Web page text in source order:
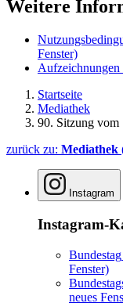
Weitere
Fenster)
Aufzeichnungen
Startseite
Mediathek
90. Sitzung vom
zurück zu: Mediathek
Instagram
Instagram-
Bundestag
Fenster)
neues